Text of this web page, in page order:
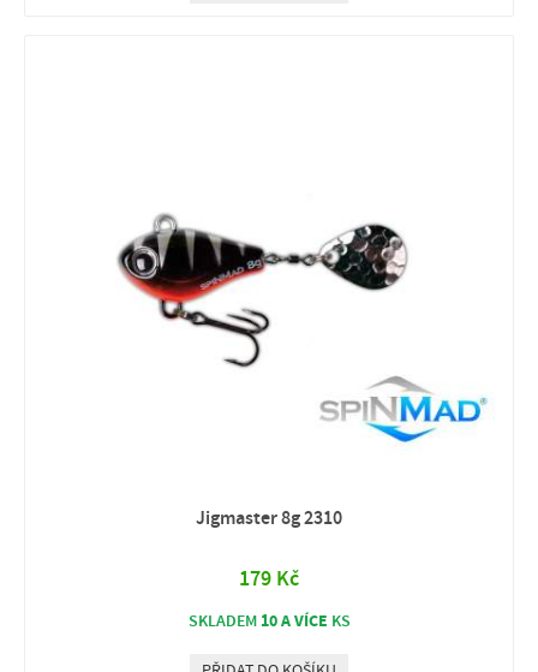
Jigmaster 8g 2310
179 Kč
SKLADEM 10 A VÍCE KS